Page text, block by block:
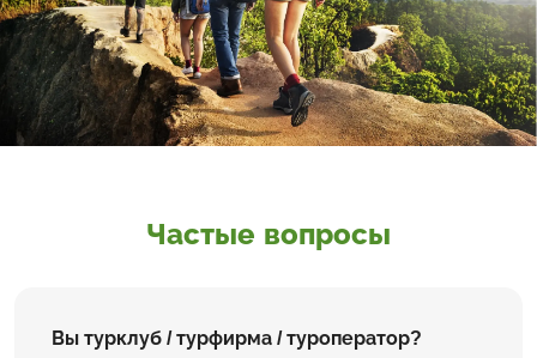
Частые вопросы
Вы турклуб / турфирма / туроператор?